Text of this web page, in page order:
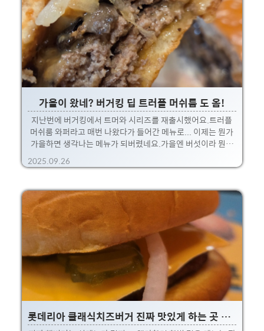
건 재료가 중간에 층을 이루고 있습니다.아씨 모야.. 이거 롯데
리아 XX버거 생각나는데? 했는데!!!한입 먹는 순간 아삭함과
새콤매콤함에???? 알고보니 김치가 아니라 코..
가을이 왔네? 버거킹 딥 트러플 머쉬룸 도 옴!
지난번에 버거킹에서 트머와 시리즈를 재출시했어요.트러플
머쉬룸 와퍼라고 매번 나왔다가 들어간 메뉴로... 이제는 뭔가
가을하면 생각나는 메뉴가 되버렸네요.가을엔 버섯이라 뭔가
어울리지 후후. 트러플 머쉬룸와퍼 / 딥트러플 머쉬룸 더블 / 핫
트러플 머쉬룸 와퍼요렇게 나왔는데, 저는 트러플과 머쉬룸의
대는 12,500원;;; 으로 버거킹 답게 비싸네요.그래도 비싸지만
버거킹의 패티와 번은 비교불가로 타브랜드에 비해 큰편인지
라.... 뭐 아쉽지는 않네요 ㅎㅎ토마토와 양상추는 없고,양파와
머쉬룸, 소스와 패티로 승부보는 메뉴. 매장에서 메뉴를 받아
포장을 뜯는순간, 쫘악퍼지는 트러플 향을 느낄수 있구요.뜨끈
한 패티에 따뜻해진 머쉬룸과 소스를 한입 베..
2025.09.26
롯데리아 클래식치즈버거 진짜 맛있게 하는 곳 특징